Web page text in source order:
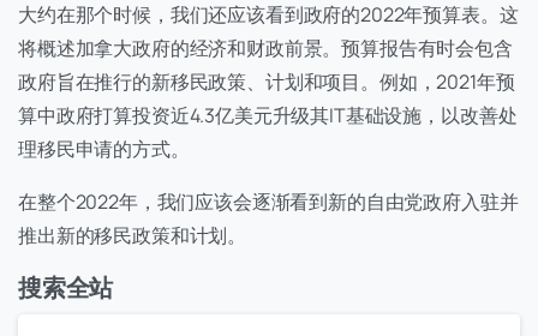
大约在那个时候，我们还应该看到政府的2022年预算表。这
将概述加拿大政府的经济和财政前景。预算报告有时会包含
政府旨在推行的新移民政策、计划和项目。例如，2021年预
算中政府打算投资近4.3亿美元升级其IT基础设施，以改善处
理移民申请的方式。
在整个2022年，我们应该会逐渐看到新的自由党政府入驻并
推出新的移民政策和计划。
搜索全站